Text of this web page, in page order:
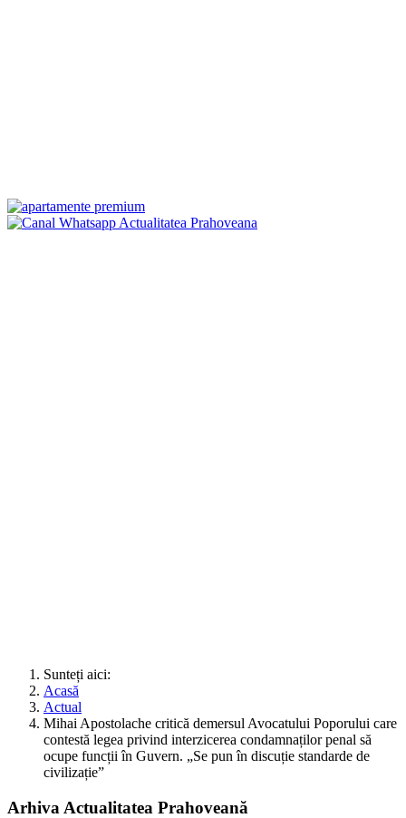
Sunteți aici:
Acasă
Actual
Mihai Apostolache critică demersul Avocatului Poporului care
contestă legea privind interzicerea condamnaților penal să
ocupe funcții în Guvern. „Se pun în discuție standarde de
civilizație”
Arhiva Actualitatea Prahoveană